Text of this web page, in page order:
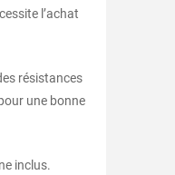
l’achat
résistances
une bonne
inclus.